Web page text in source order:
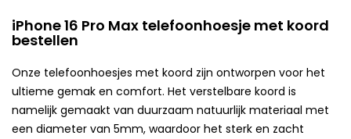
iPhone 16 Pro Max telefoonhoesje met koord
bestellen
Onze telefoonhoesjes met koord zijn ontworpen voor het
ultieme gemak en comfort. Het verstelbare koord is
namelijk gemaakt van duurzaam natuurlijk materiaal met
een diameter van 5mm, waardoor het sterk en zacht